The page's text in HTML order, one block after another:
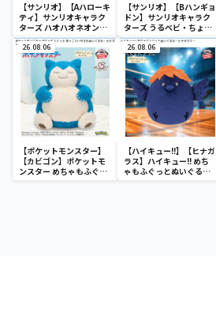
【サンリオ】【Aハローキ
ティ】サンリオキャラク
ターズ ハオハオネオンタ
ウンドールBIGタイプ1
【サンリオ】【Bハンギョ
ドン】サンリオキャラク
ターズ うるベビ・ちょい
デカドール
26.08.06
【ポケットモンスター】
【カビゴン】ポケットモ
ンスター めちゃもふぐっ
と ほっこりいやされぬい
26.08.06
【ハイキュー!!】【ヒナガ
ラス】ハイキュー!! めち
ゃもふぐっとぬいぐるみ
～ヒナガラス～